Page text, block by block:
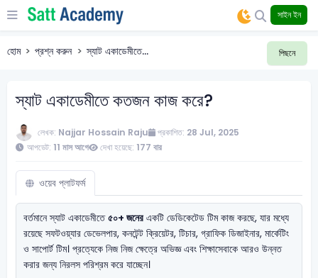
সাইন ইন
হোম প্রশ্ন করুন স্যাট একাডেমীতে... পিছনে
স্যাট একাডেমীতে কতজন কাজ করে?
লেখক: Najjar Hossain Raju প্রকাশিত: 28 Jul, 2025
আপডেট: 11 মাস আগে দেখা হয়েছে: 177 বার
ওয়েব প্লাটফর্ম
বর্তমানে স্যাট একাডেমীতে৫০+ জনেরএকটি ডেডিকেটেড টিম কাজ করছে, যার মধ্যে
রয়েছে সফটওয়্যার ডেভেলপার, কনটেন্ট ক্রিয়েটর, টিচার, গ্রাফিক ডিজাইনার, মার্কেটিং
ও সাপোর্ট টিম। প্রত্যেকে নিজ নিজ ক্ষেত্রে অভিজ্ঞ এবং শিক্ষাসেবাকে আরও উন্নত
করার জন্য নিরলস পরিশ্রম করে যাচ্ছেন।